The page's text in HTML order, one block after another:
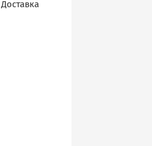
Доставка